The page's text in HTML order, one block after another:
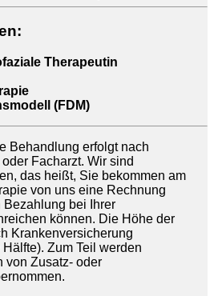
Therapeutin
(FDM)
Behandlung erfolgt nach
Facharzt. Wir sind
das heißt, Sie bekommen am
von uns eine Rechnung
bei Ihrer
können. Die Höhe der
Krankenversicherung
Zum Teil werden
von Zusatz- oder